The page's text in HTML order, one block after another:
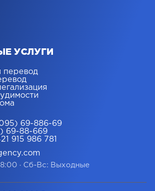
УСЛУГИ
перевод
69-886-69
69-88-669
915 986 781
· Сб-Вс: Выходные